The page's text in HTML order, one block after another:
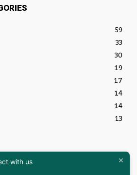
59
33
30
19
17
14
14
13
Featured
और आधुनिकता का संगम है
with us